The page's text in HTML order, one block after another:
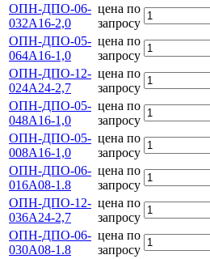
ОПН-ДПО-06-
032А16-2,0
цена по
запросу
ОПН-ДПО-05-
064А16-1,0
цена по
запросу
ОПН-ДПО-12-
024А24-2,7
цена по
запросу
ОПН-ДПО-05-
048А16-1,0
цена по
запросу
ОПН-ДПО-05-
008А16-1,0
цена по
запросу
ОПН-ДПО-06-
016А08-1.8
цена по
запросу
ОПН-ДПО-12-
036А24-2,7
цена по
запросу
ОПН-ДПО-06-
030А08-1.8
цена по
запросу